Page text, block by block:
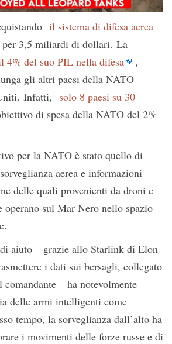
il sistema di difesa aerea
per 3,5 miliardi di dollari. La
4% del suo PIL nella difesa
,
gli altri paesi della NATO
Infatti, solo 8 paesi su 30
di spesa della NATO del 2%
per la NATO è stato quello di
aerea e informazioni
delle quali provenienti da droni e
operano sul Mar Nero nello spazio
aiuto – grazie allo Starlink di Elon
i dati sui bersagli, collegato
– ha notevolmente
delle armi intelligenti come
tempo, la sorveglianza dall’alto ha
i movimenti delle forze russe e di